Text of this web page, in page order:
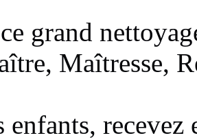
grand
Maîtresse,
enfants,